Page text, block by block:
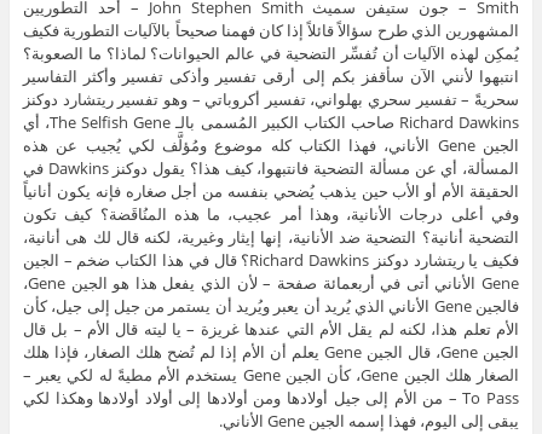
Smith – جون ستيفن سميث John Stephen Smith – أحد التطوريين
المشهورين الذي طرح سؤالاً قائلاً إذا كان فهمنا صحيحاً بالآليات التطورية فكيف
يُمكِن لهذه الآليات أن تُفسِّر التضحية في عالم الحيوانات؟ لماذا؟ ما الصعوبة؟
انتبهوا لأنني الآن سأقفز بكم إلى أرقى تفسير وأذكى تفسير وأكثر التفاسير
سحريةً – تفسير سحري بهلواني، تفسير أكروباتي – وهو تفسير ريتشارد دوكنز
Richard Dawkins صاحب الكتاب الكبير المُسمى بالـ The Selfish Gene، أي
الجين Gene الأناني، فهذا الكتاب كله موضوع ومُؤلَّف لكي يُجيب عن هذه
المسألة، أي عن مسألة التضحية فانتبهوا، كيف هذا؟ يقول دوكنز Dawkins في
الحقيقة الأم أو الأب حين يذهب يُضحي بنفسه من أجل صغاره فإنه يكون أنانياً
وفي أعلى درجات الأنانية، وهذا أمر عجيب، ما هذه المنُاقَضة؟ كيف تكون
التضحية أنانية؟ التضحية ضد الأنانية، إنها إيثار وغيرية، لكنه قال لك هى أنانية،
فكيف يا ريتشارد دوكنز Richard Dawkins؟ قال في هذا الكتاب ضخم – الجين
Gene الأناني أتى في أربعمائة صفحة – لأن الذي يفعل هذا هو الجين Gene،
فالجين Gene الأناني الذي يُريد أن يعبر ويُريد أن يستمر من جيل إلى جيل، كأن
الأم تعلم هذا، لكنه لم يقل الأم التي عندها غريزة – يا ليته قال الأم – بل قال
الجين Gene، قال الجين Gene يعلم أن الأم إذا لم تُضح هلك الصغار، فإذا هلك
الصغار هلك الجين Gene، كأن الجين Gene يستخدم الأم مطيةً له لكي يعبر –
To Pass – من الأم إلى جيل أولادها ومن أولادها إلى أولاد أولادها وهكذا لكي
يبقى إلى اليوم، فهذا إسمه الجين Gene الأناني.